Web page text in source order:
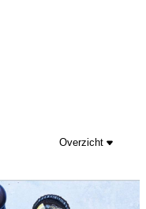
Overzicht